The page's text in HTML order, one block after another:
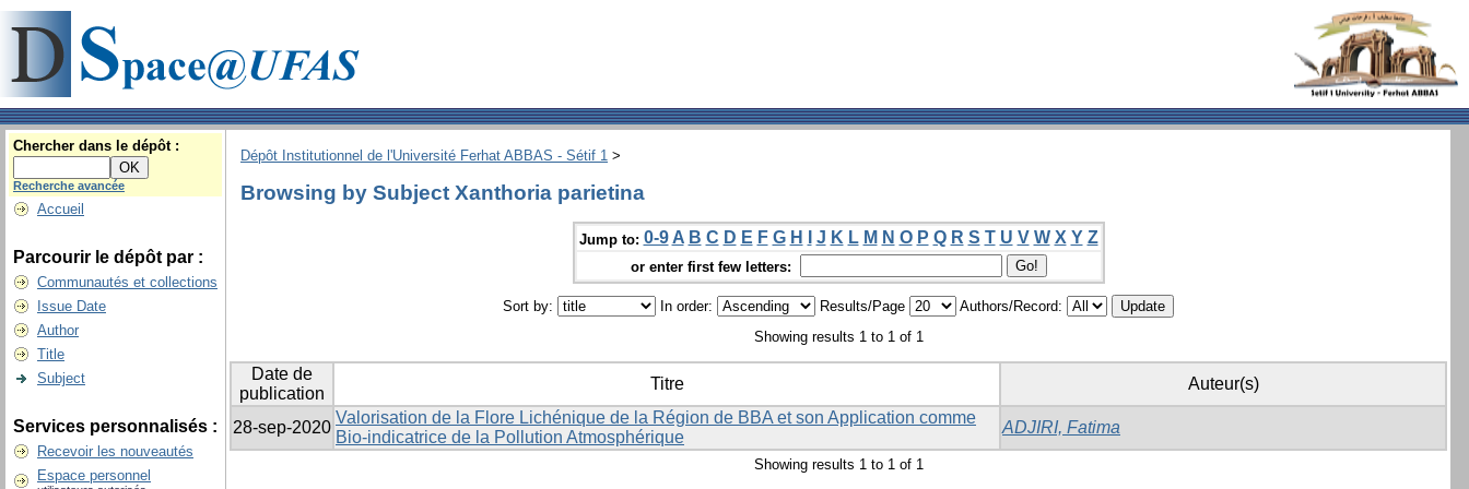
Chercher dans le dépôt :
Recherche avancée
Accueil
Parcourir le dépôt par :
Communautés et collections
Issue Date
Author
Title
Subject
Services personnalisés :
Recevoir les nouveautés
Espace personnel
Dépôt Institutionnel de l'Université Ferhat ABBAS - Sétif 1 >
Browsing by Subject Xanthoria parietina
Jump to: 0-9 A B C D E F G H J K L M N O P Q R S T U V W X Y Z
or enter first few letters:
Sort by: In order: Results/Page
Authors/Record:
Showing results 1 to 1 of 1
Date de
publication
Titre Auteur(s)
28-sep-2020
Valorisation de la Flore Lichénique de la Région de BBA et son Application comme
Bio-indicatrice de la Pollution Atmosphérique
ADJIRI, Fatima
Showing results 1 to 1 of 1